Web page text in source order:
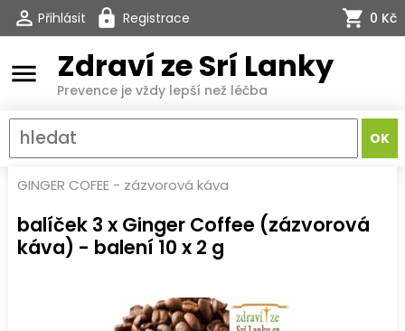
Přihlásit Registrace 0 Kč
menu Zdraví ze Srí Lanky
Prevence je vždy lepší než léčba
GINGER COFEE - zázvorová káva
balíček 3 x Ginger Coffee (zázvorová
káva) - balení 10 x 2 g